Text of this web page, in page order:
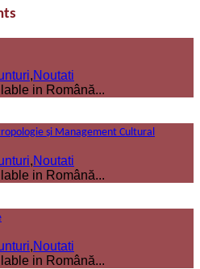
,Noutati
in Română...
și Management Cultural
,Noutati
in Română...
,Noutati
in Română...